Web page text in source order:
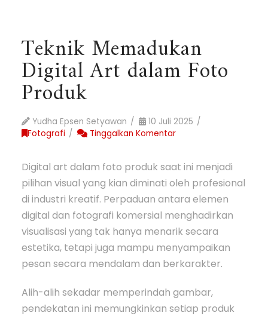
Teknik Memadukan
Digital Art dalam Foto
Produk
Yudha Epsen Setyawan
10 Juli 2025
Fotografi
Tinggalkan Komentar
Digital art dalam foto produk saat ini menjadi
pilihan visual yang kian diminati oleh profesional
di industri kreatif. Perpaduan antara elemen
digital dan fotografi komersial menghadirkan
visualisasi yang tak hanya menarik secara
estetika, tetapi juga mampu menyampaikan
pesan secara mendalam dan berkarakter.
Alih-alih sekadar memperindah gambar,
pendekatan ini memungkinkan setiap produk